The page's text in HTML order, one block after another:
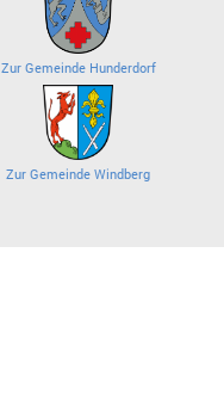
Zur Gemeinde Hunderdorf
Zur Gemeinde Windberg